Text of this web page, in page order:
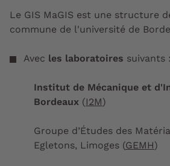
Le GIS MaGIS est une structure
commune de l'université de
Avec les laboratoires suivants :
Institut de Mécanique et
Bordeaux (I2M)
Groupe d’Études des
Egletons, Limoges (GEMH)